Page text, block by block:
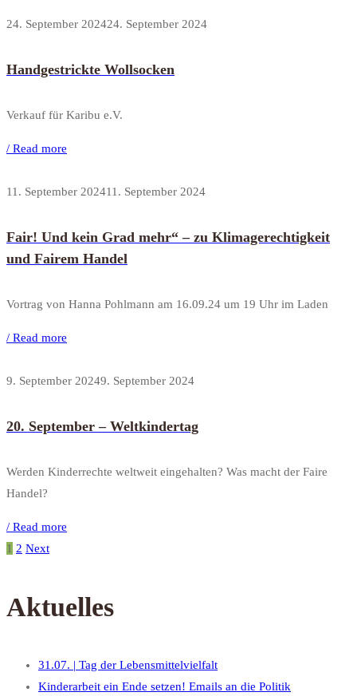
24. September 202424. September 2024
Handgestrickte Wollsocken
Verkauf für Karibu e.V.
/ Read more
11. September 202411. September 2024
Fair! Und kein Grad mehr“ – zu Klimagerechtigkeit
und Fairem Handel
Vortrag von Hanna Pohlmann am 16.09.24 um 19 Uhr im Laden
/ Read more
9. September 20249. September 2024
20. September – Weltkindertag
Werden Kinderrechte weltweit eingehalten? Was macht der Faire
Handel?
/ Read more
1 2 Next
Aktuelles
31.07. | Tag der Lebensmittelvielfalt
Kinderarbeit ein Ende setzen! Emails an die Politik